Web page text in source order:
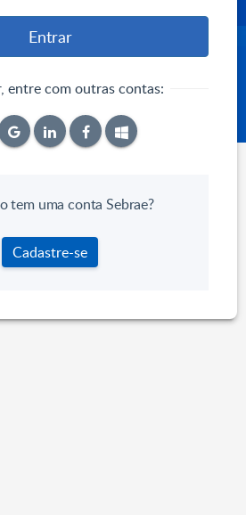
entre com outras contas:
tem uma conta Sebrae?
Cadastre-se